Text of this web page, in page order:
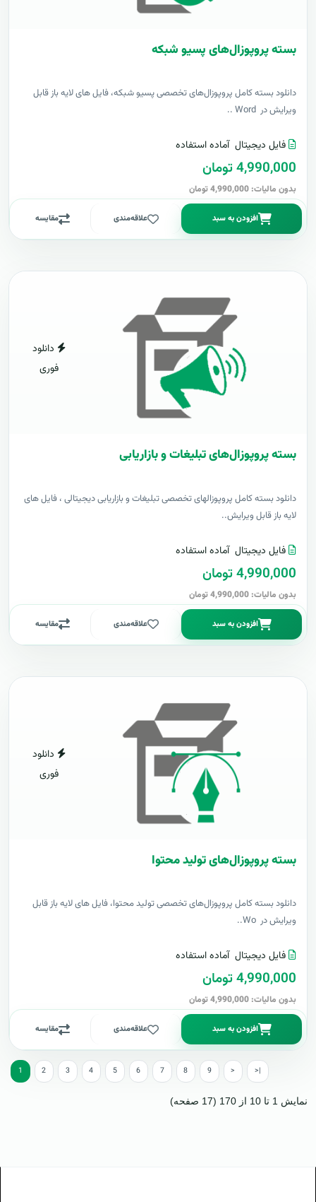
بسته پروپوزال‌های پسیو شبکه
دانلود بسته کامل پروپوزال‌های تخصصی پسیو شبکه، فایل های لایه باز قابل
ویرایش در Word ..
فایل دیجیتال آماده استفاده
4,990,000 تومان
بدون مالیات: 4,990,000 تومان
افزودن به سبد علاقه‌مندی مقایسه
دانلود
فوری
بسته پروپوزال‌های تبلیغات و بازاریابی
دانلود بسته کامل پروپوزالهای تخصصی تبلیغات و بازاریابی دیجیتالی ، فایل های
لایه باز قابل ویرایش..
فایل دیجیتال آماده استفاده
4,990,000 تومان
بدون مالیات: 4,990,000 تومان
افزودن به سبد علاقه‌مندی مقایسه
دانلود
فوری
بسته پروپوزال‌های تولید محتوا
دانلود بسته کامل پروپوزال‌های تخصصی تولید محتوا، فایل های لایه باز قابل
ویرایش در Wo..
فایل دیجیتال آماده استفاده
4,990,000 تومان
بدون مالیات: 4,990,000 تومان
افزودن به سبد علاقه‌مندی مقایسه
1 2 3 4 5 6 7 8 9 > >|
نمایش 1 تا 10 از 170 (17 صفحه)